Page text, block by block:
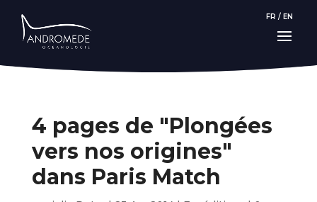
FR / EN
4 pages de "Plongées
vers nos origines"
dans Paris Match